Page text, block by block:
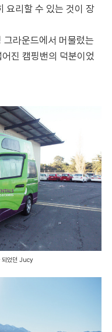
요리할 수 있는 것이 장
그라운드에서 머물렀는
진 캠핑밴의 덕분이었
되었던 Jucy